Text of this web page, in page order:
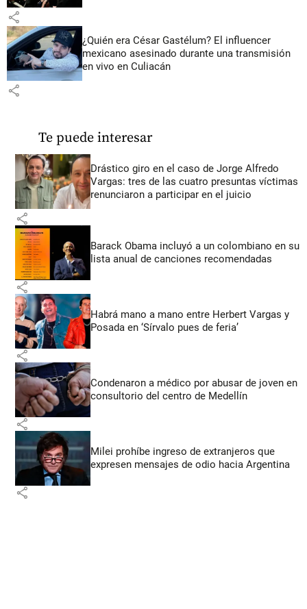
share
¿Quién era César Gastélum? El influencer
mexicano asesinado durante una transmisión
en vivo en Culiacán
share
Te puede interesar
Drástico giro en el caso de Jorge Alfredo
Vargas: tres de las cuatro presuntas víctimas
renunciaron a participar en el juicio
share
Barack Obama incluyó a un colombiano en su
lista anual de canciones recomendadas
share
Habrá mano a mano entre Herbert Vargas y
Posada en ‘Sírvalo pues de feria’
share
Condenaron a médico por abusar de joven en
consultorio del centro de Medellín
share
Milei prohíbe ingreso de extranjeros que
expresen mensajes de odio hacia Argentina
share